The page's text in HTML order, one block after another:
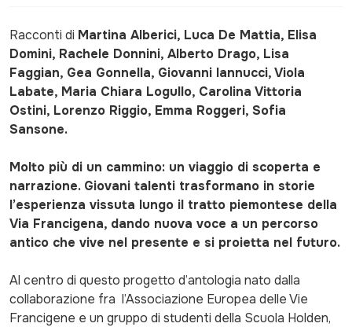
Racconti di Martina Alberici, Luca De Mattia, Elisa
Domini, Rachele Donnini, Alberto Drago, Lisa
Faggian, Gea Gonnella, Giovanni Iannucci, Viola
Labate, Maria Chiara Logullo, Carolina Vittoria
Ostini, Lorenzo Riggio, Emma Roggeri, Sofia
Sansone.
Molto più di un cammino: un viaggio di scoperta e
narrazione. Giovani talenti trasformano in storie
l’esperienza vissuta lungo il tratto piemontese della
Via Francigena, dando nuova voce a un percorso
antico che vive nel presente e si proietta nel futuro.
Al centro di questo progetto d’antologia nato dalla
collaborazione fra l’Associazione Europea delle Vie
Francigene e un gruppo di studenti della Scuola Holden,